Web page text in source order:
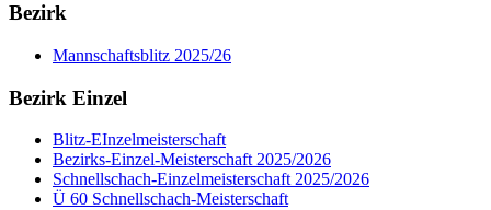
Bezirk
Mannschaftsblitz 2025/26
Bezirk Einzel
Blitz-EInzelmeisterschaft
Bezirks-Einzel-Meisterschaft 2025/2026
Schnellschach-Einzelmeisterschaft 2025/2026
Ü 60 Schnellschach-Meisterschaft